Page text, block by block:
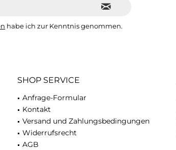
habe ich zur Kenntnis genommen.
SHOP SERVICE
Anfrage-Formular
Kontakt
Versand und Zahlungsbedingungen
Widerrufsrecht
AGB